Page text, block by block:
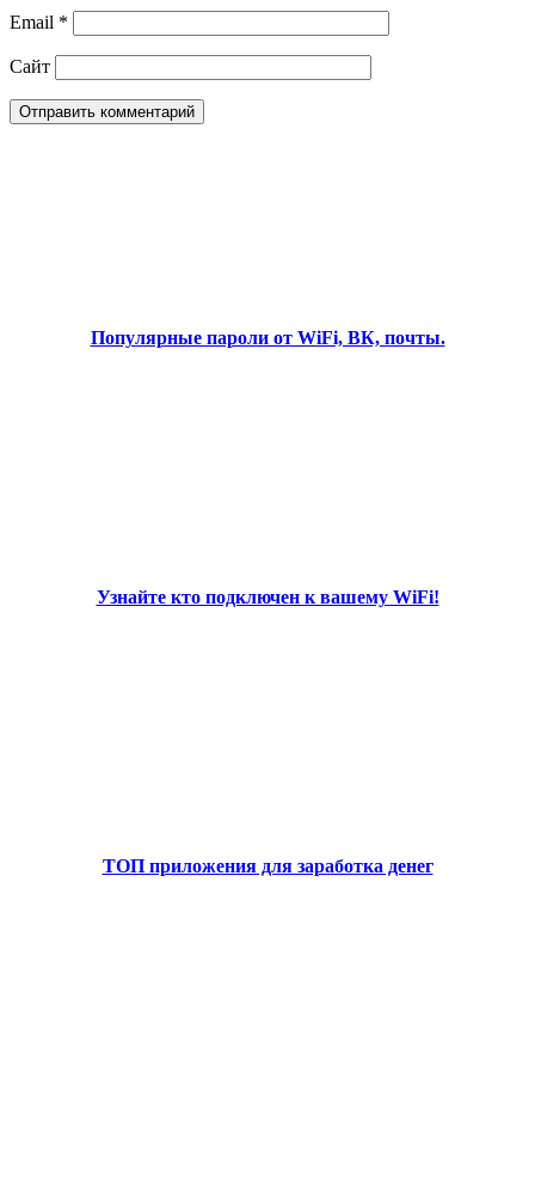
Email *
Сайт
Популярные пароли от WiFi, ВК, почты.
Узнайте кто подключен к вашему WiFi!
ТОП приложения для заработка денег